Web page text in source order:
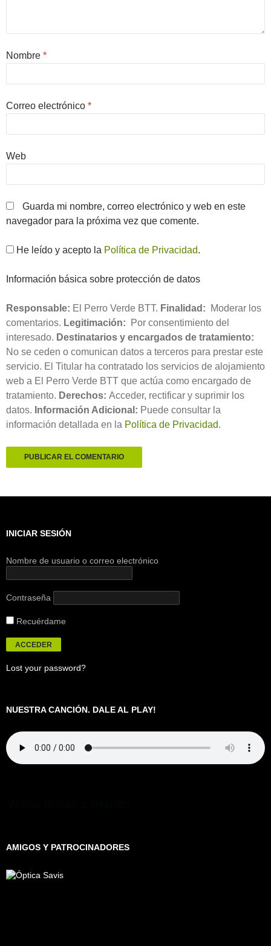
Nombre *
Correo electrónico *
Web
Guarda mi nombre, correo electrónico y web en este
navegador para la próxima vez que comente.
He leído y acepto la Política de Privacidad.
Información básica sobre protección de datos
Responsable: El Perro Verde BTT. Finalidad: Moderar los
comentarios. Legitimación: Por consentimiento del
interesado. Destinatarios y encargados de tratamiento:
No se ceden o comunican datos a terceros para prestar este
servicio. El Titular ha contratado los servicios de alojamiento
web a El Perro Verde BTT que actúa como encargado de
tratamiento. Derechos: Acceder, rectificar y suprimir los
datos. Información Adicional: Puede consultar la
información detallada en la Política de Privacidad.
INICIAR SESIÓN
Nombre de usuario o correo electrónico
Contraseña
Recuérdame
Lost your password?
NUESTRA CANCIÓN. DALE AL PLAY!
AMIGOS Y PATROCINADORES